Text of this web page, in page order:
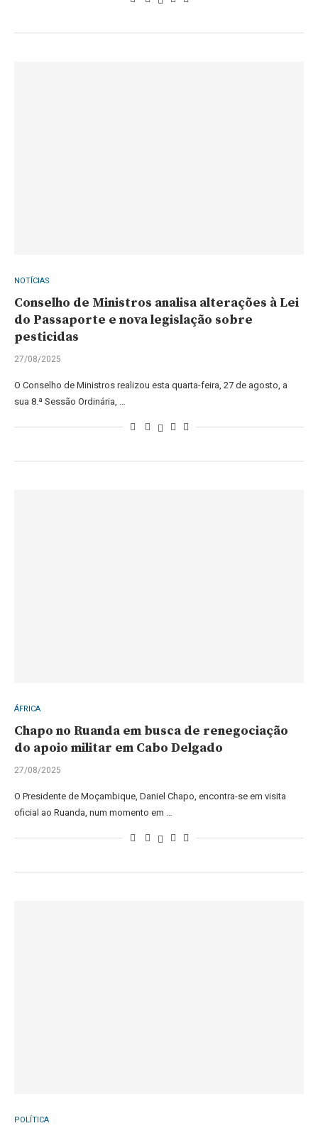
NOTÍCIAS
Conselho de Ministros analisa alterações à Lei
do Passaporte e nova legislação sobre
pesticidas
27/08/2025
O Conselho de Ministros realizou esta quarta-feira, 27 de agosto, a
sua 8.ª Sessão Ordinária, …
ÁFRICA
Chapo no Ruanda em busca de renegociação
do apoio militar em Cabo Delgado
27/08/2025
O Presidente de Moçambique, Daniel Chapo, encontra-se em visita
oficial ao Ruanda, num momento em …
POLÍTICA